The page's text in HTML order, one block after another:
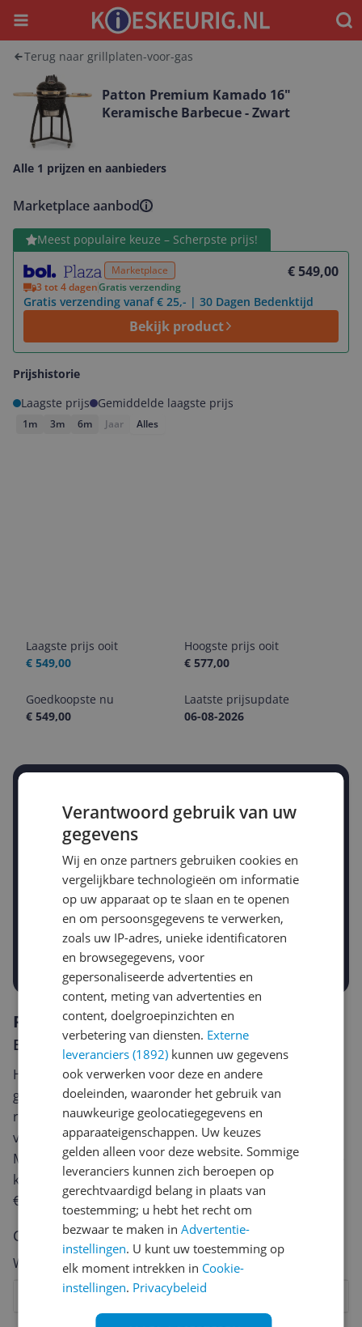
Menu
Terug naar grillplaten-voor-gas
Patton Premium Kamado 16"
Keramische Barbecue - Zwart
Alle 1 prijzen en aanbieders
Marketplace aanbod
Meest populaire keuze – Scherpste prijs!
Marketplace € 549,00
3 tot 4 dagenGratis verzending
Gratis verzending vanaf € 25,- | 30 Dagen Bedenktijd
Bekijk product
Bekijk product
Prijshistorie
Laagste prijs
Gemiddelde laagste prijs
1m 3m 6m Jaar Alles
Laagste prijs ooit
€ 549,00
Hoogste prijs ooit
€ 577,00
Goedkoopste nu
€ 549,00
Laatste prijsupdate
06-08-2026
Krijg een seintje zodra de prijs zakt
Gewenste daling of bedrag
-5% -10% -15%
Gewenste prijs
€
Prijsalert aanzetten
Reviews
Er zijn nog geen reviews geschreven
Heb jij dit product in bezit en wil je graag je mening
geven? Start dan hieronder met het schrijven van je
review. Afhankelijk van de details duurt het schrijven
van een review gemiddeld tussen de 3 en 10 minuten.
Met jouw mening help je andere bezoekers een betere
keuze te maken én maak je iedere maand kans op
€250,-!
Klik hier voor de actievoorwaarden.
Cijfer
Welk cijfer geef jij dit product?
6
5
4
3
2
Verantwoord gebruik van uw
gegevens
Wij en onze partners gebruiken cookies en
vergelijkbare technologieën om informatie
op uw apparaat op te slaan en te openen
en om persoonsgegevens te verwerken,
zoals uw IP-adres, unieke identificatoren
en browsegegevens, voor
gepersonaliseerde advertenties en
content, meting van advertenties en
content, doelgroepinzichten en
verbetering van diensten. Externe
leveranciers (1892) kunnen uw gegevens
ook verwerken voor deze en andere
doeleinden, waaronder het gebruik van
nauwkeurige geolocatiegegevens en
apparaateigenschappen. Uw keuzes
gelden alleen voor deze website. Sommige
leveranciers kunnen zich beroepen op
gerechtvaardigd belang in plaats van
toestemming; u hebt het recht om
bezwaar te maken inAdvertentie-
instellingen. U kunt uw toestemming op
elk moment intrekken in Cookie-
instellingen. Privacybeleid